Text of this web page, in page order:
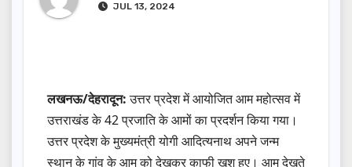
JUL 13, 2024
लखनऊ/देहरादून:उत्तर प्रदेश में आयोजित आम महोत्सव में
उत्तराखंड के 42 प्रजाति के आमों का प्रदर्शन किया गया।
उत्तर प्रदेश के मुख्यमंत्री योगी आदित्यनाथ अपने जन्म
स्थान के गांव के आम को देखकर काफी खुश हुए। आम देखते